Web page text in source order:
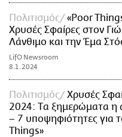
Πολιτισμός
«Poor
Χρυσές Σφαίρες στον
Λάνθιμο και την Έμα
LifO Newsroom
8.1.2024
Πολιτισμός
Χρυσές
2024: Tα ξημερώματα η
– 7 υποψηφιότητες για
Things»